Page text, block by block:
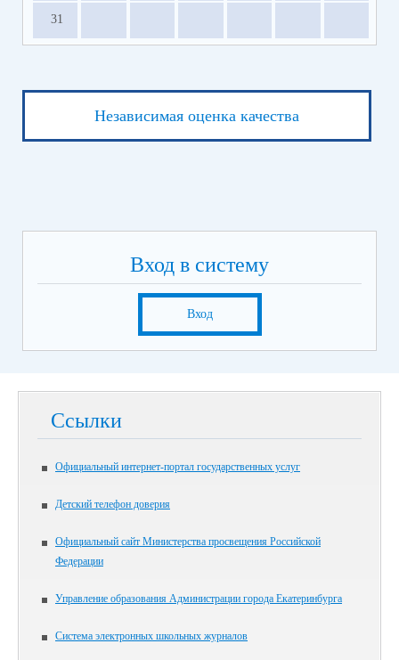
31
Независимая оценка качества
Вход в систему
Вход
Ссылки
Официальный интернет-портал государственных услуг
Детский телефон доверия
Официальный сайт Министерства просвещения Российской
Федерации
Управление образования Администрации города Екатеринбурга
Система электронных школьных журналов